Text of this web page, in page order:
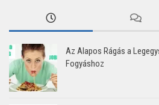
Az Alapos Rágás a
Fogyáshoz